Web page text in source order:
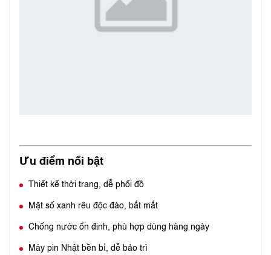
Ưu điểm nổi bật
Thiết kế thời trang, dễ phối đồ
Mặt số xanh rêu độc đáo, bắt mắt
Chống nước ổn định, phù hợp dùng hàng ngày
Máy pin Nhật bền bỉ, dễ bảo trì